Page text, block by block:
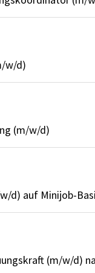
w/d)
(m/w/d)
d) auf Minijob-
(m/w/d)